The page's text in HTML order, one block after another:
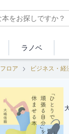
ラノベ
ロア ビジネス・経